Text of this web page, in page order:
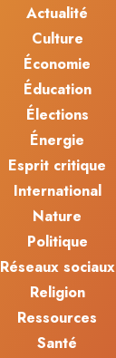
Actualité
Culture
Économie
Éducation
Élections
Énergie
Esprit critique
International
Nature
Politique
Réseaux sociaux
Religion
Ressources
Santé